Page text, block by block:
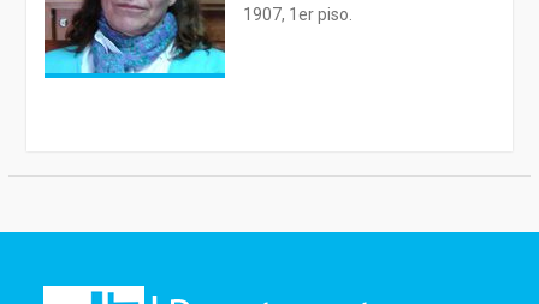
1907, 1er piso.